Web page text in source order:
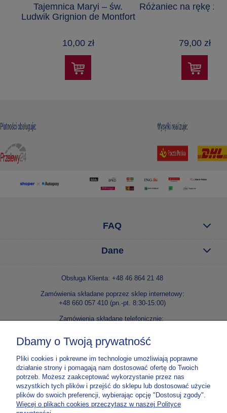
Tajemnica Maryi – św.
Ludwik Grignion de Montfort
10,00 zł
Różaniec na rękę z
79,00 zł
FAQ
Dane
Obsługa Klienta: +48 46 864 21 48
Zamówienia składane poprzez sklep internetowy:
+48 660 057 410 (pn.-pt. 8:30-15:00)
Zamówienia składane telefonicznie:
E-mail:kontakt@niepokalanow.pl
Wydawnictwo Ojców Franciszkanów Niepokalanów
Paprotnia, ul. o. M. Kolbego 5, 96-515 Teresin
NIP: 837 000 03 67
Nr konta: 70 1020 1185 0000 4302 0307 5900
Tylko do zamówień w e-sklepie
Dbamy o Twoją prywatność
Pliki cookies i pokrewne im technologie umożliwiają poprawne
działanie strony i pomagają nam dostosować ofertę do Twoich
potrzeb. Możesz zaakceptować wykorzystanie przez nas
wszystkich tych plików i przejść do sklepu lub dostosować użycie
plików do swoich preferencji, wybierając opcję "Dostosuj zgody".
Więcej o plikach cookies przeczytasz w naszej Polityce